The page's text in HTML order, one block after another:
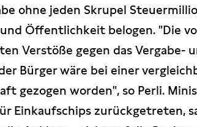
ohne jeden Skrupel
Öffentlichkeit belogen. "Die
Verstöße gegen das Vergabe-
Bürger wäre bei einer
gezogen worden", so Perli.
Einkaufschips zurückgetreten,